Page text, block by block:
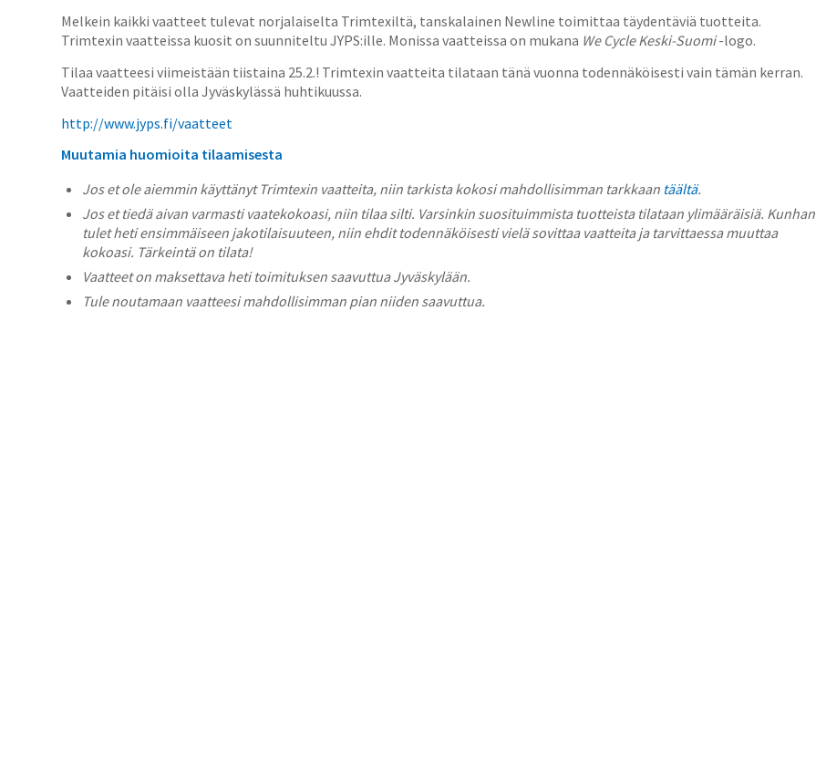
Melkein kaikki vaatteet tulevat norjalaiselta Trimtexiltä, tanskalainen Newline toimittaa täydentäviä tuotteita.
Trimtexin vaatteissa kuosit on suunniteltu JYPS:ille. Monissa vaatteissa on mukana We Cycle Keski-Suomi-logo.
Tilaa vaatteesi viimeistään tiistaina 25.2.! Trimtexin vaatteita tilataan tänä vuonna todennäköisesti vain tämän kerran.
Vaatteiden pitäisi olla Jyväskylässä huhtikuussa.
http://www.jyps.fi/vaatteet
Muutamia huomioita tilaamisesta
Jos et ole aiemmin käyttänyt Trimtexin vaatteita, niin tarkista kokosi mahdollisimman tarkkaan täältä.
Jos et tiedä aivan varmasti vaatekokoasi, niin tilaa silti. Varsinkin suosituimmista tuotteista tilataan ylimääräisiä. Kunhan
tulet heti ensimmäiseen jakotilaisuuteen, niin ehdit todennäköisesti vielä sovittaa vaatteita ja tarvittaessa muuttaa
kokoasi. Tärkeintä on tilata!
Vaatteet on maksettava heti toimituksen saavuttua Jyväskylään.
Tule noutamaan vaatteesi mahdollisimman pian niiden saavuttua.